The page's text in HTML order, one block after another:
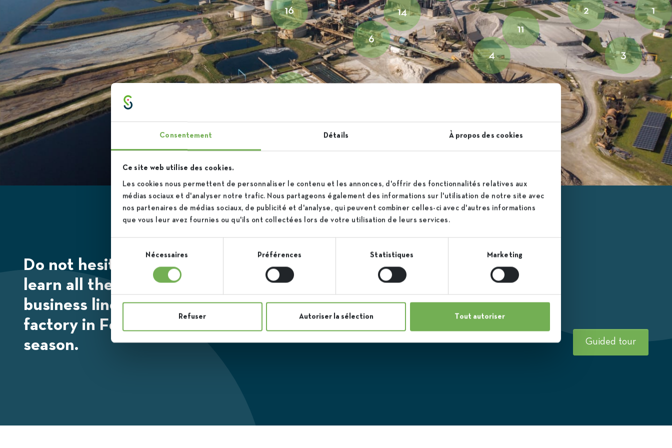
Consentement Détails À propos des cookies
Ce site web utilise des cookies.
Les cookies nous permettent de personnaliser le contenu et les annonces, d'offrir des fonctionnalités relatives aux
médias sociaux et d'analyser notre trafic. Nous partageons également des informations sur l'utilisation de notre site avec
nos partenaires de médias sociaux, de publicité et d'analyse, qui peuvent combiner celles-ci avec d'autres informations
que vous leur avez fournies ou qu'ils ont collectées lors de votre utilisation de leurs services.
consentement
Nécessaires Préférences Statistiques Marketing
Refuser Autoriser la sélection Tout autoriser
Do not hesitate to come and visit us to
learn all there is to know about our
business line. We organise visits of our
factory in Fontenoy during the campaign
season.
Guided tour